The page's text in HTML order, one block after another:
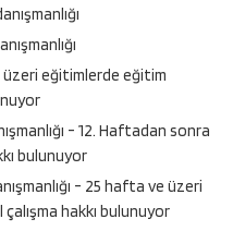
üzeri eğitimlerde eğitim
- 12. Haftadan sonra
bulunuyor
- 25 hafta ve üzeri
hakkı bulunuyor